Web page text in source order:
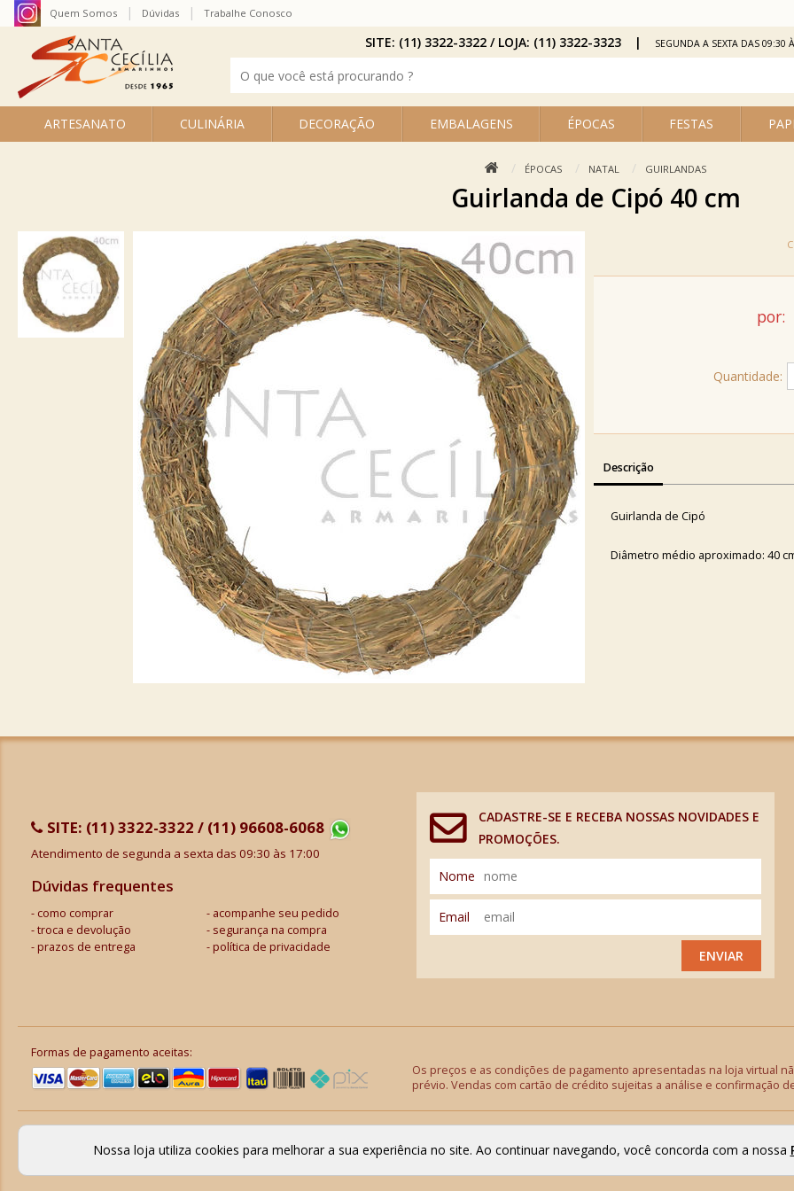
ARTESANATO CULINÁRIA DECORAÇÃO EMBALAGENS ÉPOCAS FESTAS
Quem Somos Dúvidas Trabalhe Conosco
SITE: (11) 3322-3322 / LOJA: (11) 3322-3323 SEGUNDA A SEXTA DAS 09:30
ÉPOCAS NATAL GUIRLANDAS
Guirlanda de Cipó 40 cm
por:
Quantidade:
Descrição
Guirlanda de Cipó
Diâmetro médio aproximado: 40
SITE: (11) 3322-3322 / (11) 96608-6068
Atendimento de segunda a sexta das 09:30 às 17:00
Dúvidas frequentes
como comprar
acompanhe seu pedido
troca e devolução
segurança na compra
prazos de entrega
política de privacidade
CADASTRE-SE E RECEBA NOSSAS NOVIDADES E
PROMOÇÕES.
Nome
Email
ENVIAR
Formas de pagamento aceitas:
Os preços e as condições de pagamento apresentadas na loja virtual
prévio. Vendas com cartão de crédito sujeitas a análise e confirmação
Nossa loja utiliza cookies para melhorar a sua experiência no site. Ao continuar navegando, você concorda com a nossa